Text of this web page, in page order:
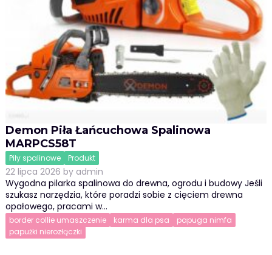
Demon Piła Łańcuchowa Spalinowa
MARPCS58T
Piły spalinowe Produkt
22 lipca 2026 by admin
Wygodna pilarka spalinowa do drewna, ogrodu i budowy Jeśli
szukasz narzędzia, które poradzi sobie z cięciem drewna
opałowego, pracami w…
border collie umaszczenie karma dla psa
papuga nimfa
papużki nierozłączki